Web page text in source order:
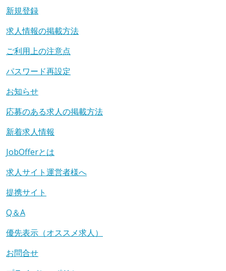
新規登録
求人情報の掲載方法
ご利用上の注意点
パスワード再設定
お知らせ
応募のある求人の掲載方法
新着求人情報
JobOfferとは
求人サイト運営者様へ
提携サイト
Q＆A
優先表示（オススメ求人）
お問合せ